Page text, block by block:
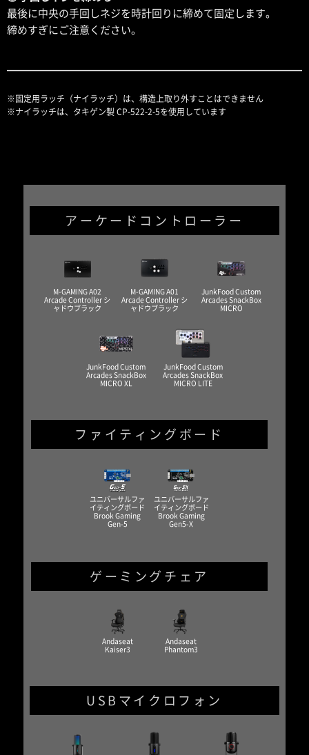
最後に中央の手回しネジを時計回りに締めて固定します。
締めすぎにご注意ください。
※固定用ラッチ（ナイラッチ）は、構造上取り外すことはできません
※ナイラッチは、タキゲン製 CP-522-2-5を使用しています
アーケードコントローラー
M-GAMING A02
Arcade Controller シ
ャドウブラック
M-GAMING A01
Arcade Controller シ
ャドウブラック
JunkFood Custom
Arcades SnackBox
MICRO
JunkFood Custom
Arcades SnackBox
MICRO XL
JunkFood Custom
Arcades SnackBox
MICRO LITE
ファイティングボード
ユニバーサルファ
イティングボード
Brook Gaming
Gen-5
ユニバーサルファ
イティングボード
Brook Gaming
Gen5-X
ゲーミングチェア
Andaseat
Kaiser3
Andaseat
Phantom3
USBマイクロフォン